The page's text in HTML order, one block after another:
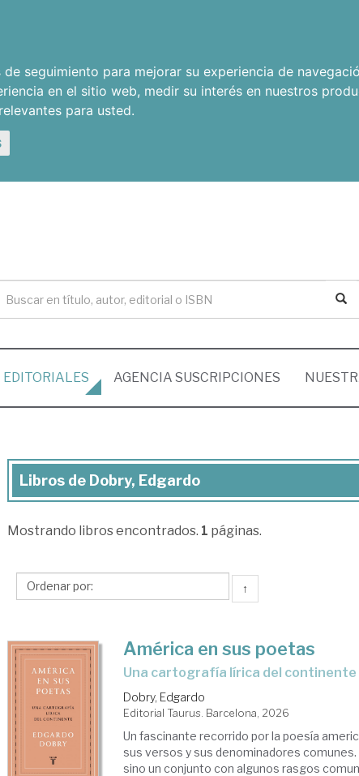
seguimiento para mejorar su experiencia de
en el sitio web, medir su interés en nuestros
para usted.
EDITORIALES AGENCIA SUSCRIPCIONES
Libros
Dobry,
Libros de Dobry, Edgardo
Mostrando libros encontrados. 1 páginas.
↑
América en sus poetas
Una cartografía lírica del continente
Dobry, Edgardo
Editorial Taurus. Barcelona, 2026
Un fascinante recorrido por la poesía
sus versos y sus denominadores comunes.
sino un conjunto con algunos rasgos